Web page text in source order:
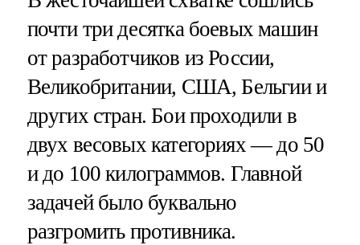
почти три десятка боевых машин
от разработчиков из России,
Великобритании, США, Бельгии и
других стран. Бои проходили в
двух весовых категориях — до 50
и до 100 килограммов. Главной
задачей было буквально
разгромить противника.